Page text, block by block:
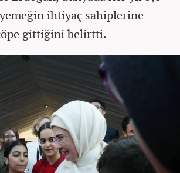
ihtiyaç sahiplerine
gittiğini belirtti.